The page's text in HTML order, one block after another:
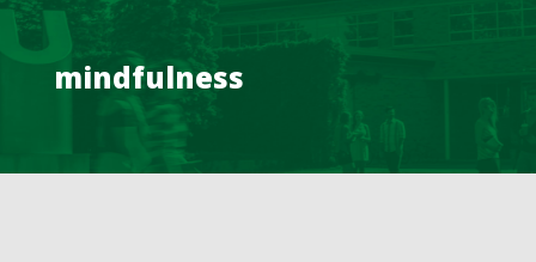
mindfulness